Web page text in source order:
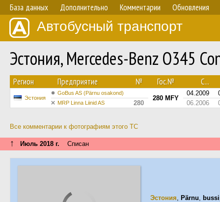
База данных Дополнительно Комментарии Обновления
Автобусный транспорт
Эстония, Mercedes-Benz O345
Регион Предприятие № Гос.№ С...
Эстония
GoBus AS (Pärnu osakond)
280 MFY
04.2009
MRP Linna Liinid AS 280 06.2006
Все комментарии к фотографиям этого ТС
↑ Июль 2018 г. Списан
Эстония, Pärnu,